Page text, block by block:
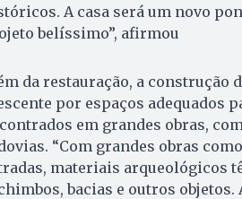
A casa será um novo
belíssimo”, afirmou
da restauração, a construção
por espaços adequados
em grandes obras,
“Com grandes obras
materiais arqueológicos
bacias e outros